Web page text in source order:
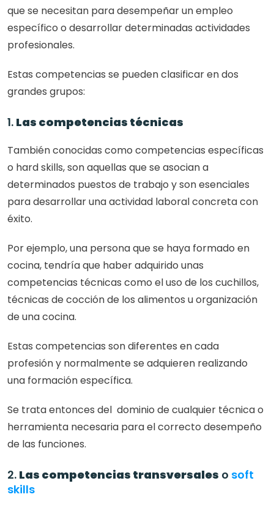
que se necesitan para desempeñar un empleo
específico o desarrollar determinadas actividades
profesionales.
Estas competencias se pueden clasificar en dos
grandes grupos:
1. Las competencias técnicas
También conocidas como competencias específicas
o hard skills, son aquellas que se asocian a
determinados puestos de trabajo y son esenciales
para desarrollar una actividad laboral concreta con
éxito.
Por ejemplo, una persona que se haya formado en
cocina, tendría que haber adquirido unas
competencias técnicas como el uso de los cuchillos,
técnicas de cocción de los alimentos u organización
de una cocina.
Estas competencias son diferentes en cada
profesión y normalmente se adquieren realizando
una formación específica.
Se trata entonces del  dominio de cualquier técnica o
herramienta necesaria para el correcto desempeño
de las funciones.
2. Las competencias transversales o soft
skills